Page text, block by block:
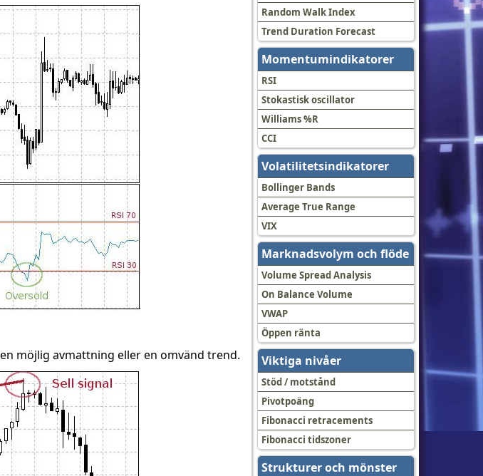
Random Walk Index
Trend Duration Forecast
Momentumindikatorer
RSI
Stokastisk oscillator
Williams %R
CCI
Volatilitetsindikatorer
Bollinger Bands
Average True Range
VIX
Marknadsvolym och flöde
Volume Spread Analysis
On Balance Volume
VWAP
Öppen ränta
Viktiga nivåer
Stöd / motstånd
Pivotpoäng
Fibonacci retracements
Fibonacci tidszoner
Strukturer och mönster
möjlig avmattning eller en omvänd trend.